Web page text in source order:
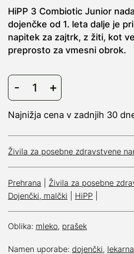
HiPP 3 Combiotic Junior
dojenčke od 1. leta dalje je
napitek za zajtrk, z žiti, kot
preprosto za vmesni obrok.
Najnižja cena v zadnjih 30
Živila za posebne zdravstvene
Prehrana Živila za posebne
Dojenčki, malčki
HiPP
Oblika: mleko, prašek
Namen uporabe: dojenčki, lekarna